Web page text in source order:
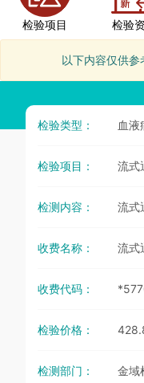
检验项目 检验
以下内容仅供参
检验类型： 血液
检验项目： 流式
检测内容： 流式
收费名称： 流式
收费代码：
检验价格：
检测部门： 金域